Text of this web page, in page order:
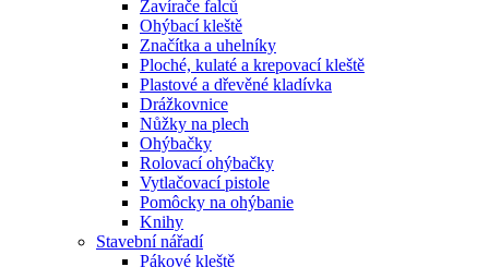
Zavírače falců
Ohýbací kleště
Značítka a uhelníky
Ploché, kulaté a krepovací kleště
Plastové a dřevěné kladívka
Drážkovnice
Nůžky na plech
Ohýbačky
Rolovací ohýbačky
Vytlačovací pistole
Pomôcky na ohýbanie
Knihy
Stavební nářadí
Pákové kleště